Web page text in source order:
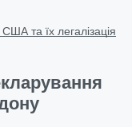
та їх легалізація